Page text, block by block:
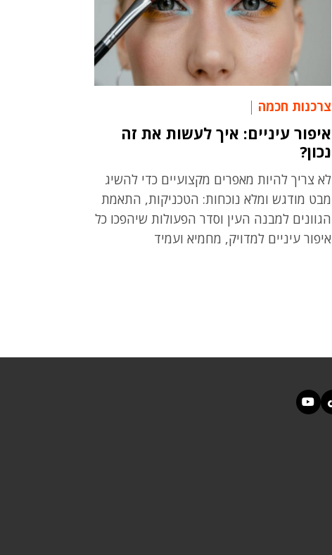
צרכנות חכמה
איפור עיניים: איך לעשות את זה
נכון?
לא צריך להיות מאפרים מקצועיים כדי להשיג
מבט מודגש ומלא נוכחות: הטכניקות, התאמת
הגוונים למבנה העין וסדר הפעולות שיהפכו כל
איפור עיניים למדויק, מחמיא ועמיד